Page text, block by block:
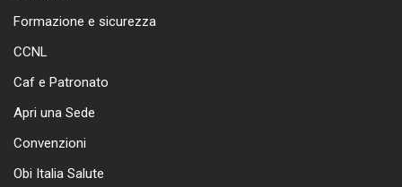
Formazione e sicurezza
CCNL
Caf e Patronato
Apri una Sede
Convenzioni
Obi Italia Salute